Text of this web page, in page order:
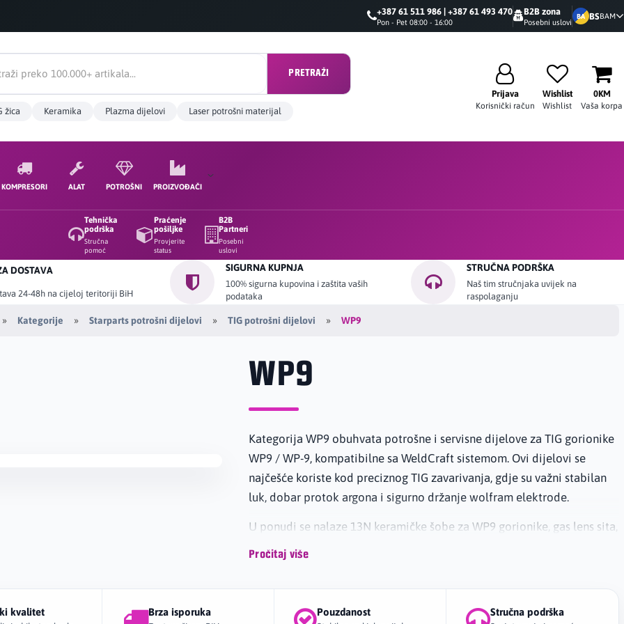
+387 61 511 986 | +387 61 493 470
Pon - Pet 08:00 - 16:00
B2B zona
Posebni uslovi
BA BSBAM
PRETRAŽI
žica Keramika Plazma dijelovi Laser potrošni materijal
Prijava
Korisnički račun
Wishlist
Wishlist
0KM
Vaša korpa
KOMPRESORI ALAT POTROŠNI PROIZVOĐAČI
Tehnička
podrška
Stručna
pomoć
Praćenje
pošiljke
Provjerite
status
B2B
Partneri
Posebni
uslovi
DOSTAVA
24-48h na cijeloj teritoriji BiH
SIGURNA KUPNJA
100% sigurna kupovina i zaštita vaših
podataka
STRUČNA PODRŠKA
Naš tim stručnjaka uvijek na
raspolaganju
Kategorije Starparts potrošni dijelovi TIG potrošni dijelovi WP9
WP9
Kategorija WP9 obuhvata potrošne i servisne dijelove za TIG gorionike
WP9 / WP-9, kompatibilne sa WeldCraft sistemom. Ovi dijelovi se
najčešće koriste kod preciznog TIG zavarivanja, gdje su važni stabilan
luk, dobar protok argona i sigurno držanje wolfram elektrode.
U ponudi se nalaze 13N keramičke šobe za WP9 gorionike, gas lens sita,
stezači wolframa 13N serije, nosači stezača, izolatori, kapice i ostali
aluminijuma i tankih materijala, gdje korisnik traži bolju kontrolu luka i
Pročitaj više
kvalitet Brza isporuka Pouzdanost Stručna podrška